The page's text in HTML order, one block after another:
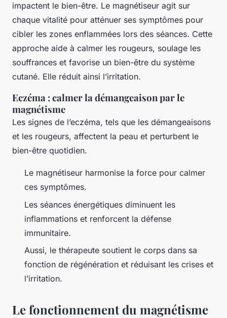
impactent le bien-être. Le magnétiseur agit sur
chaque vitalité pour atténuer ses symptômes pour
cibler les zones enflammées lors des séances. Cette
approche aide à calmer les rougeurs, soulage les
souffrances et favorise un bien-être du système
cutané. Elle réduit ainsi l’irritation.
Eczéma : calmer la démangeaison par le
magnétisme
Les signes de l’eczéma, tels que les démangeaisons
et les rougeurs, affectent la peau et perturbent le
bien-être quotidien.
Le magnétiseur harmonise la force pour calmer
ces symptômes.
Les séances énergétiques diminuent les
inflammations et renforcent la défense
immunitaire.
Aussi, le thérapeute soutient le corps dans sa
fonction de régénération et réduisant les crises et
l’irritation.
Le fonctionnement du magnétisme